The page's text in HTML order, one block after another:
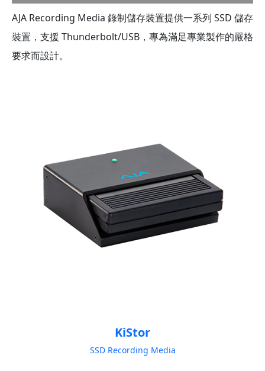
AJA Recording Media 錄制儲存裝置提供一系列 SSD 儲存
裝置，支援 Thunderbolt/USB，專為滿足專業製作的嚴格
要求而設計。
KiStor
SSD Recording Media